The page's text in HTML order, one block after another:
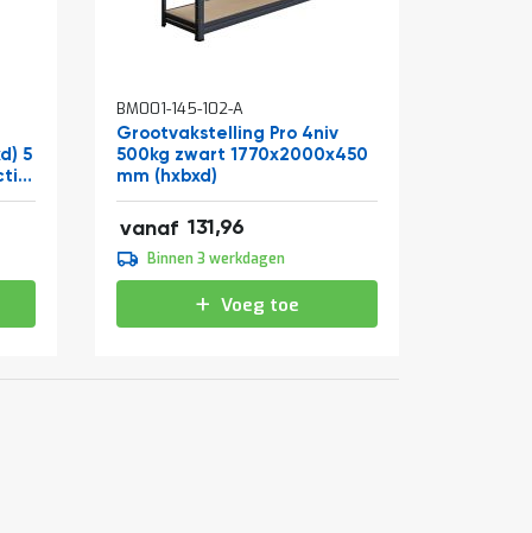
5
BM001-145-102-A
Grootvakstelling Pro 4niv
500kg zwart 1770x2000x450
mm (hxbxd)
vanaf 131,96
159,67
164,95
199,59Binnen 3 werkdagen
Voeg toe